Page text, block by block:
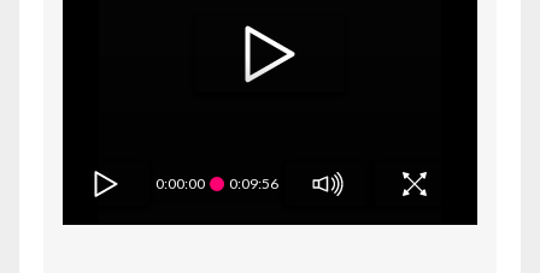
0:00:00 0:09:56